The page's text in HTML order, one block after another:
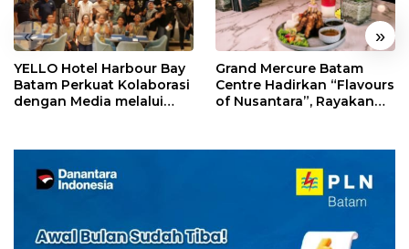
« »
YELLO Hotel Harbour Bay
Batam Perkuat Kolaborasi
dengan Media melalui
Grand Mercure Batam
Centre Hadirkan “Flavours
of Nusantara”, Rayakan